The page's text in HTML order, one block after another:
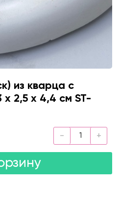
из кварца с
х 2,5 х 4,4 см ST-